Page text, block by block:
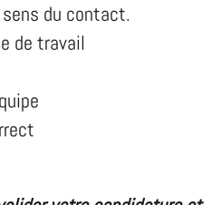
du contact.
de travail